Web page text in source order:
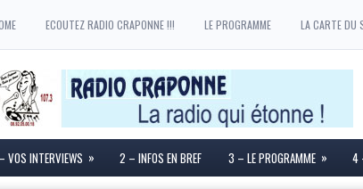
ECOUTEZ RADIO CRAPONNE !!! LE PROGRAMME LA CARTE DU
VOS INTERVIEWS » 2 – INFOS EN BREF 3 – LE PROGRAMME » 4